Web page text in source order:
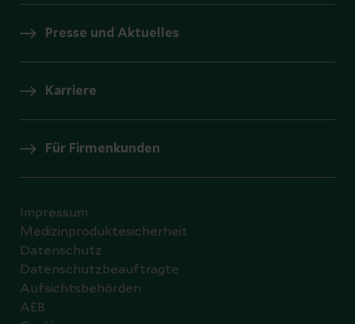
Presse und Aktuelles
Karriere
Für Firmenkunden
Impressum
Medizinproduktesicherheit
Datenschutz
Datenschutzbeauftragte
Aufsichtsbehörden
AEB